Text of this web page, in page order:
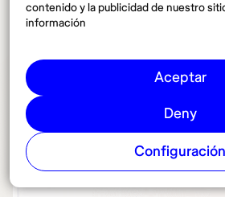
contenido y la publicidad de nuestro
información
Aceptar
Deny
Configuración